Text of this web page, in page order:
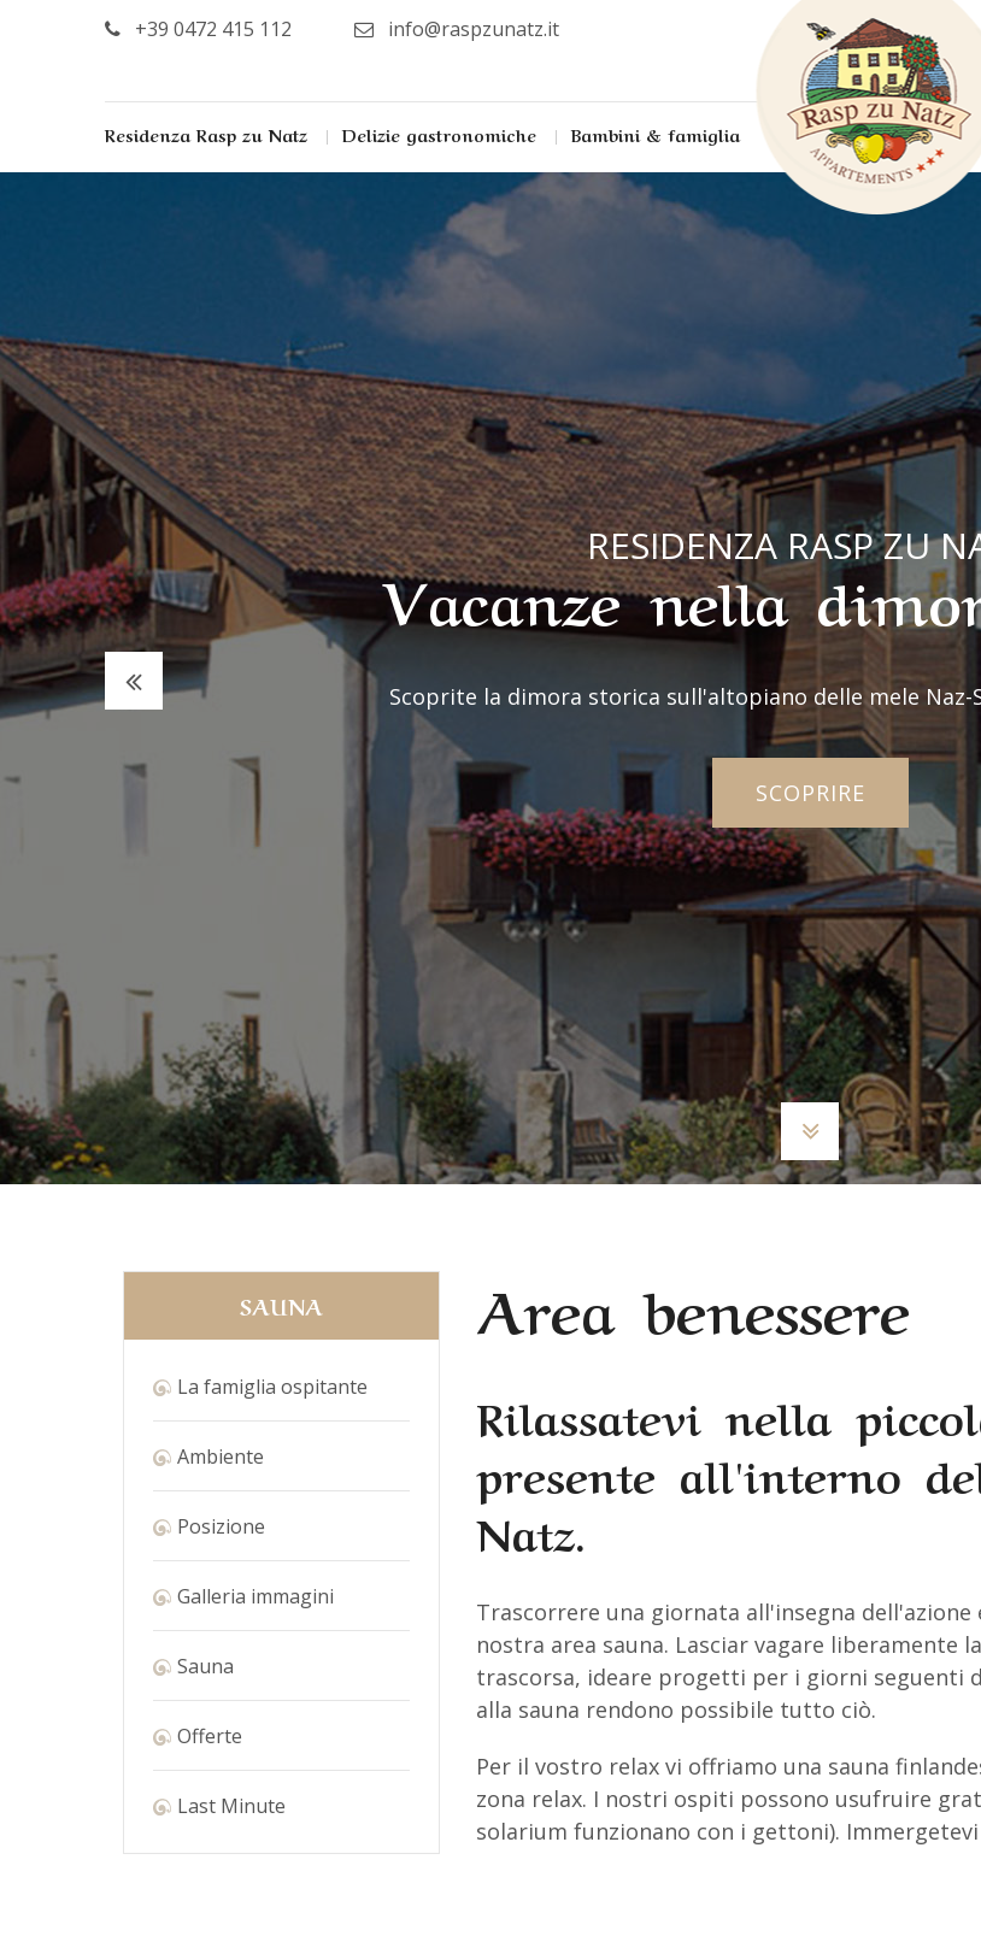
+39 0472 415 112 info@raspzunatz.it
Residenza Rasp zu Natz Delizie gastronomiche Bambini & famiglia
RESIDENZA RASP ZU
Vacanze nella
Scoprite la dimora storica sull'altopiano delle mele Naz-
SCOPRIRE
SAUNA
La famiglia ospitante
Ambiente
Posizione
Galleria immagini
Sauna
Offerte
Last Minute
Area benessere
Rilassatevi nella
presente all'interno
Natz.
Trascorrere una giornata all'insegna
nostra area sauna. Lasciar vagare liberamente
trascorsa, ideare progetti per i giorni seguenti
alla sauna rendono possibile tutto ciò.
Per il vostro relax vi offriamo una sauna
zona relax. I nostri ospiti possono usufruire
solarium funzionano con i gettoni).